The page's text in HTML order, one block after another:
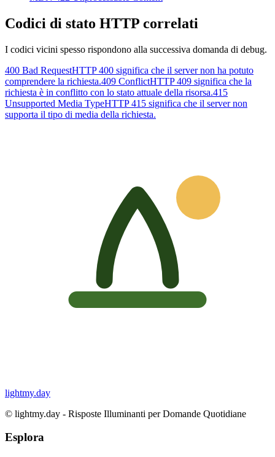
Codici di stato HTTP correlati
I codici vicini spesso rispondono alla successiva domanda di debug.
400 Bad RequestHTTP 400 significa che il server non ha potuto
comprendere la richiesta.409 ConflictHTTP 409 significa che la
richiesta è in conflitto con lo stato attuale della risorsa.415
Unsupported Media TypeHTTP 415 significa che il server non
supporta il tipo di media della richiesta.
lightmy.day
© lightmy.day - Risposte Illuminanti per Domande Quotidiane
Esplora